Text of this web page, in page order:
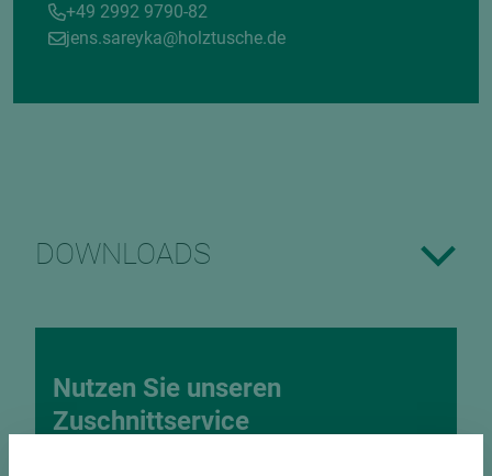
+49 2992 9790-82
jens.sareyka@holztusche.de
DOWNLOADS
Nutzen Sie unseren
Zuschnittservice